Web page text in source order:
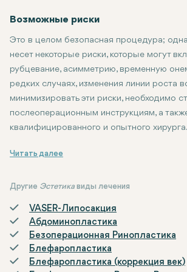
Возможные риски
Это в целом безопасная процедура;
несет некоторые риски, которые могут
рубцевание, асимметрию, временную
редких случаях, изменения линии роста
минимизировать эти риски, необходимо
послеоперационным инструкциям, а
квалифицированного и опытного хирурга.
Для омоложения верхней части лица
Другие Эстетика виды лечения
VASER-Липосакция
Абдоминопластика
Безоперационная Ринопластика
Блефаропластика
Блефаропластика (коррекция век)